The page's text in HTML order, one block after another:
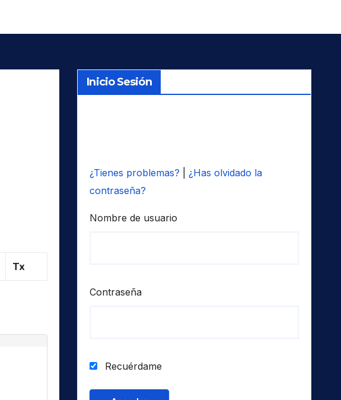
Tx
Inicio Sesión
¿Tienes problemas?
¿Has olvidado la
contraseña?
Nombre de usuario
Contraseña
Recuérdame